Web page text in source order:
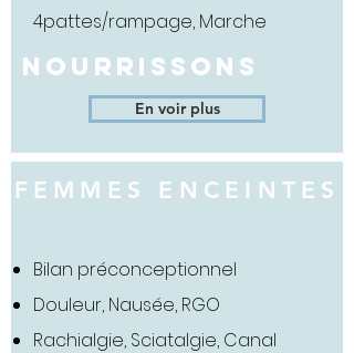
4pattes/rampage, Marche
En voir plus
NOURRISSONS
FEMMES ENCEINTES
Bilan préconceptionnel
Douleur, Nausée, RGO
Rachialgie, Sciatalgie, Canal